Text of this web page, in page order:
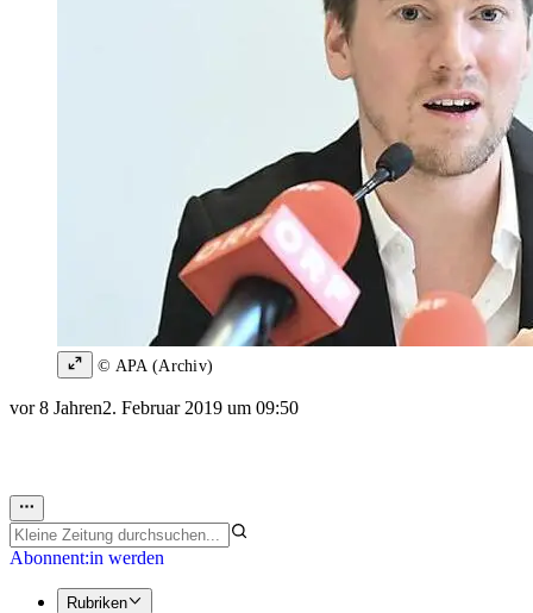
© APA (Archiv)
vor 8 Jahren2. Februar 2019 um 09:50
Abonnent:in werden
Rubriken